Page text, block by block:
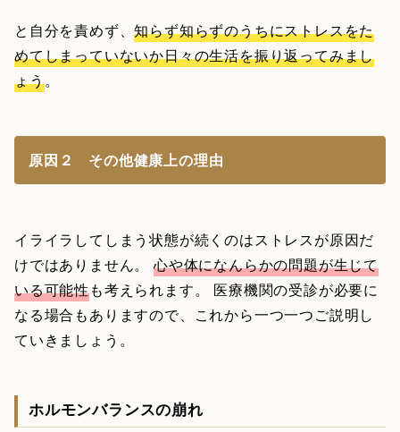
と自分を責めず、知らず知らずのうちにストレスをた
めてしまっていないか日々の生活を振り返ってみまし
ょう。
原因２ その他健康上の理由
イライラしてしまう状態が続くのはストレスが原因だ
けではありません。心や体になんらかの問題が生じて
いる可能性も考えられます。 医療機関の受診が必要に
なる場合もありますので、これから一つ一つご説明し
ていきましょう。
ホルモンバランスの崩れ